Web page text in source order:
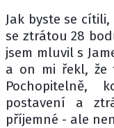
Jak byste se
se ztrátou 28
jsem mluvil s
a on mi řekl, že
Pochopitelně,
postavení a
příjemné - ale